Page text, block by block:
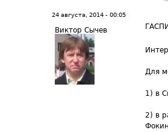
24 августа, 2014 - 00:05
Виктор Сычев
Для
1) в
2) в